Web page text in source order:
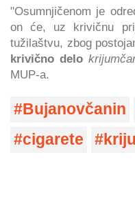
"Osumnjičenom je
on će, uz krivičnu
tužilaštvu, zbog
krivično delo
MUP-a.
Bujanovčanin
cigarete